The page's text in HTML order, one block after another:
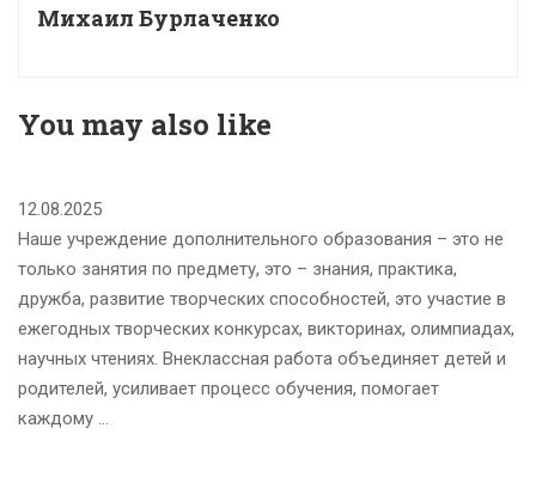
Михаил Бурлаченко
You may also like
12.08.2025
Наше учреждение дополнительного образования – это не
только занятия по предмету, это – знания, практика,
дружба, развитие творческих способностей, это участие в
ежегодных творческих конкурсах, викторинах, олимпиадах,
научных чтениях. Внеклассная работа объединяет детей и
родителей, усиливает процесс обучения, помогает
каждому …